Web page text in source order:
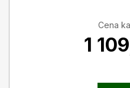
Cena
1